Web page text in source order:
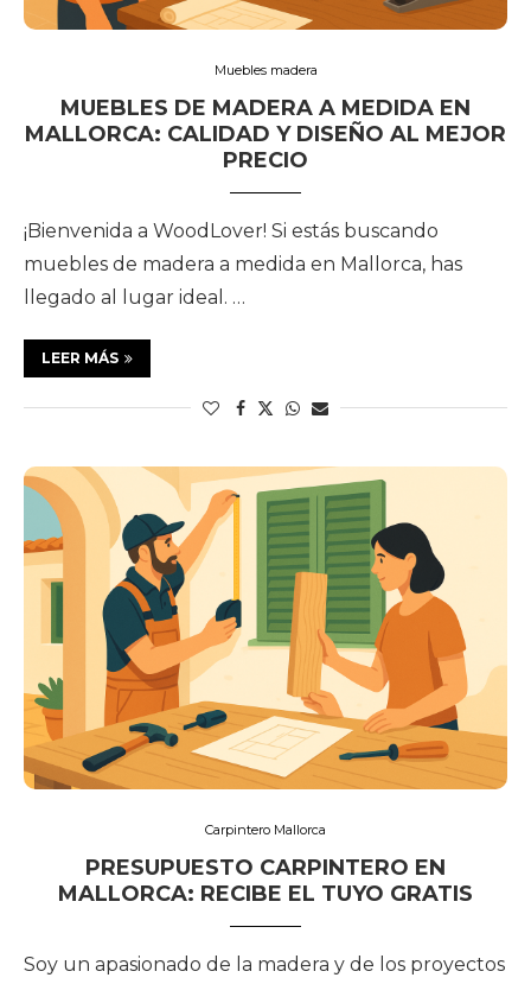
Muebles madera
MUEBLES DE MADERA A MEDIDA EN
MALLORCA: CALIDAD Y DISEÑO AL MEJOR
PRECIO
¡Bienvenida a WoodLover! Si estás buscando
muebles de madera a medida en Mallorca, has
llegado al lugar ideal. …
LEER MÁS
Carpintero Mallorca
PRESUPUESTO CARPINTERO EN
MALLORCA: RECIBE EL TUYO GRATIS
Soy un apasionado de la madera y de los proyectos